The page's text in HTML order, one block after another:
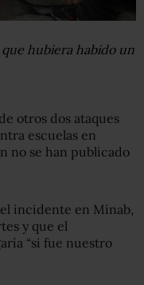
hubiera habido un
otros dos ataques
escuelas en
no se han publicado
incidente en Minab,
y que el
“si fue nuestro